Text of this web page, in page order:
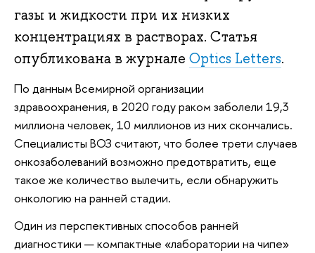
газы и жидкости при их низких
концентрациях в растворах. Статья
опубликована в журнале Optics Letters.
По данным Всемирной организации
здравоохранения, в 2020 году раком заболели 19,3
миллиона человек, 10 миллионов из них скончались.
Специалисты ВОЗ считают, что более трети случаев
онкозаболеваний возможно предотвратить, еще
такое же количество вылечить, если обнаружить
онкологию на ранней стадии.
Один из перспективных способов ранней
диагностики — компактные «лаборатории на чипе»